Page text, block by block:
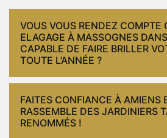
VOUS VOUS RENDEZ COMPTE
ELAGAGE À MASSOGNES
CAPABLE DE FAIRE BRILLER
TOUTE L’ANNÉE ?
FAITES CONFIANCE À AMIENS
RASSEMBLE DES JARDINIERS
RENOMMÉS !